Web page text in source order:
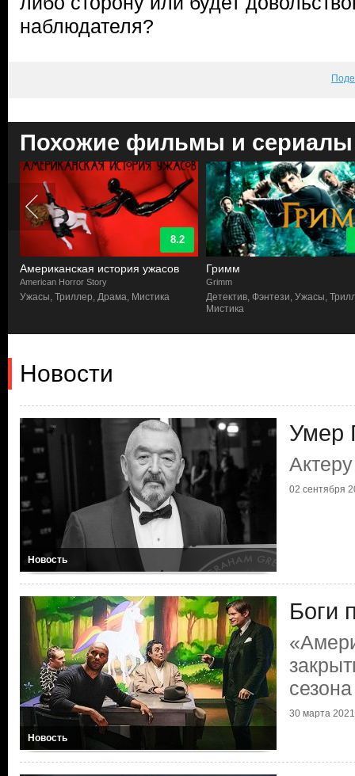
наблюдателя?
Похожие фильмы и сериалы
8.2
Американская история ужасов
American Horror Story
Ужасы, Триллер, Драма, Мистика
Гримм
Grimm
Детектив, Фэнтези, Ужасы,
Мистика
Новости
Новость
Умер
02 сентября
Новость
Боги
сезона
30 марта 2021